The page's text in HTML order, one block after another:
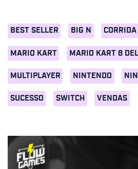
BEST SELLER BIG N CORRIDA
MARIO KART MARIO KART 8
MULTIPLAYER NINTENDO
SUCESSO SWITCH VENDAS